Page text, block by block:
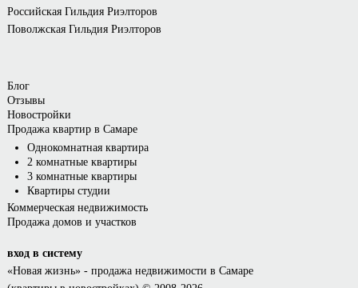
Российская Гильдия Риэлторов
Поволжская Гильдия Риэлторов
Блог
Отзывы
Новостройки
Продажа квартир в Самаре
Однокомнатная квартира
2 комнатные квартиры
3 комнатные квартиры
Квартиры студии
Коммерческая недвижимость
Продажа домов и участков
вход в систему
«Новая жизнь»- продажа недвижимости в Самаре